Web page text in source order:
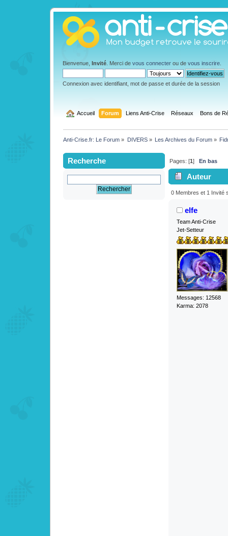
Bienvenue, Invité . Merci de vous connecter ou de vous inscrire
Connexion avec identifiant, mot de passe et durée de la session
Accueil Forum Liens Anti-Crise Réseaux Bons de
Anti-Crise.fr: Le Forum » DIVERS» Les Archives du Forum»
Recherche Pages: [1]En bas
Auteur
(Lu 3470 fois)
0 Membres et 1 Invité
elfe
Team Anti-Crise
Jet-Setteur
Messages: 12568
Karma: 2078